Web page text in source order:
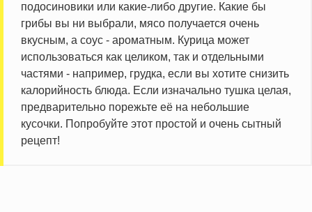
подосиновики или какие-либо другие. Какие бы
грибы вы ни выбрали, мясо получается очень
вкусным, а соус - ароматным. Курица может
использоваться как целиком, так и отдельными
частями - например, грудка, если вы хотите снизить
калорийность блюда. Если изначально тушка целая,
предварительно порежьте её на небольшие
кусочки. Попробуйте этот простой и очень сытный
рецепт!